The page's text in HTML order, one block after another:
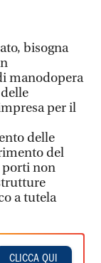
bisogna
manodopera
per il
delle
del
porti non
a tutela
CLICCA QUI